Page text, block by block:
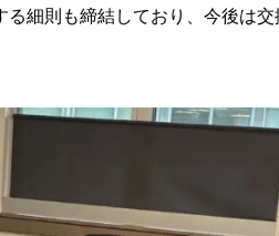
細則も締結しており、今後は